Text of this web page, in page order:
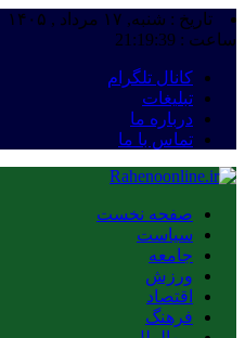
تاریخ : شنبه, ۱۷ مرداد , ۱۴۰۵
ساعت : 21:19:39
کانال تلگرام
تبلیغات
درباره ما
تماس با ما
صفحه نخست
سیاست
جامعه
ورزش
اقتصاد
فرهنگ